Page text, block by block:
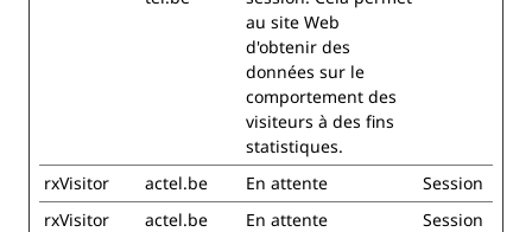
au site Web
d'obtenir des
données sur le
comportement des
visiteurs à des fins
statistiques.
rxVisitor
actel.be En attente
Session
rxVisitor
actel.be
En attente Session